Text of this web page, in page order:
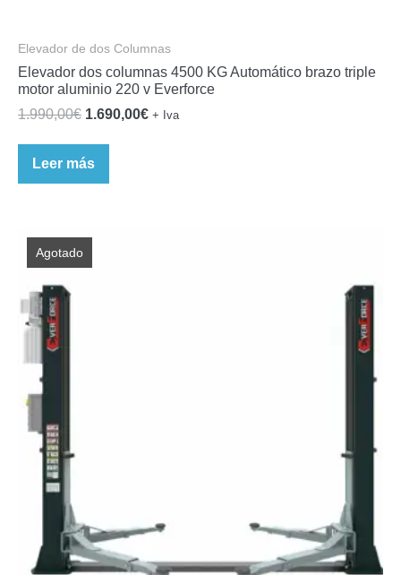
Elevador de dos Columnas
Elevador dos columnas 4500 KG Automático brazo triple
motor aluminio 220 v Everforce
1.990,00€ El
original
era:
1.690,00€El+ Iva
Leer más
Agotado